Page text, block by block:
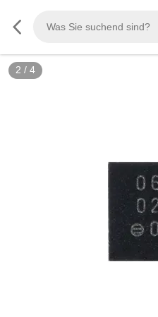
2 / 4